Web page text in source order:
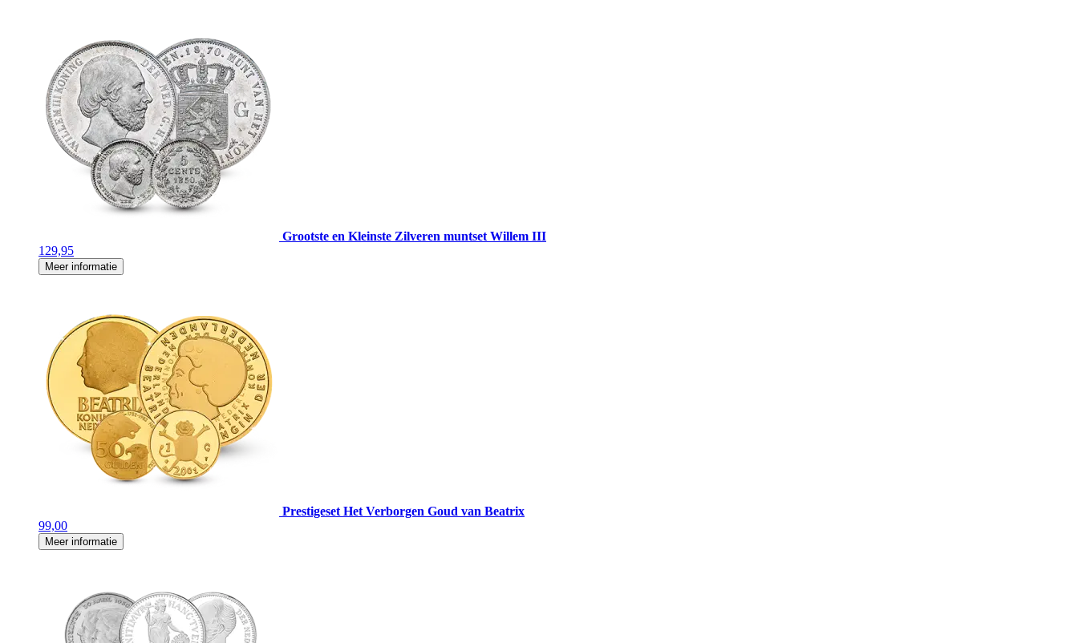
Grootste en Kleinste Zilveren muntset Willem III
129,95
Meer informatie
Prestigeset Het Verborgen Goud van Beatrix
99,00
Meer informatie